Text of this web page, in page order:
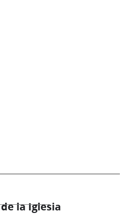
la Iglesia